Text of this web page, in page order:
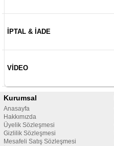
İPTAL & İADE
VIDEO
Kurumsal
Anasayfa
Hakkımızda
Üyelik Sözleşmesi
Gizlilik Sözleşmesi
Mesafeli Satış Sözleşmesi